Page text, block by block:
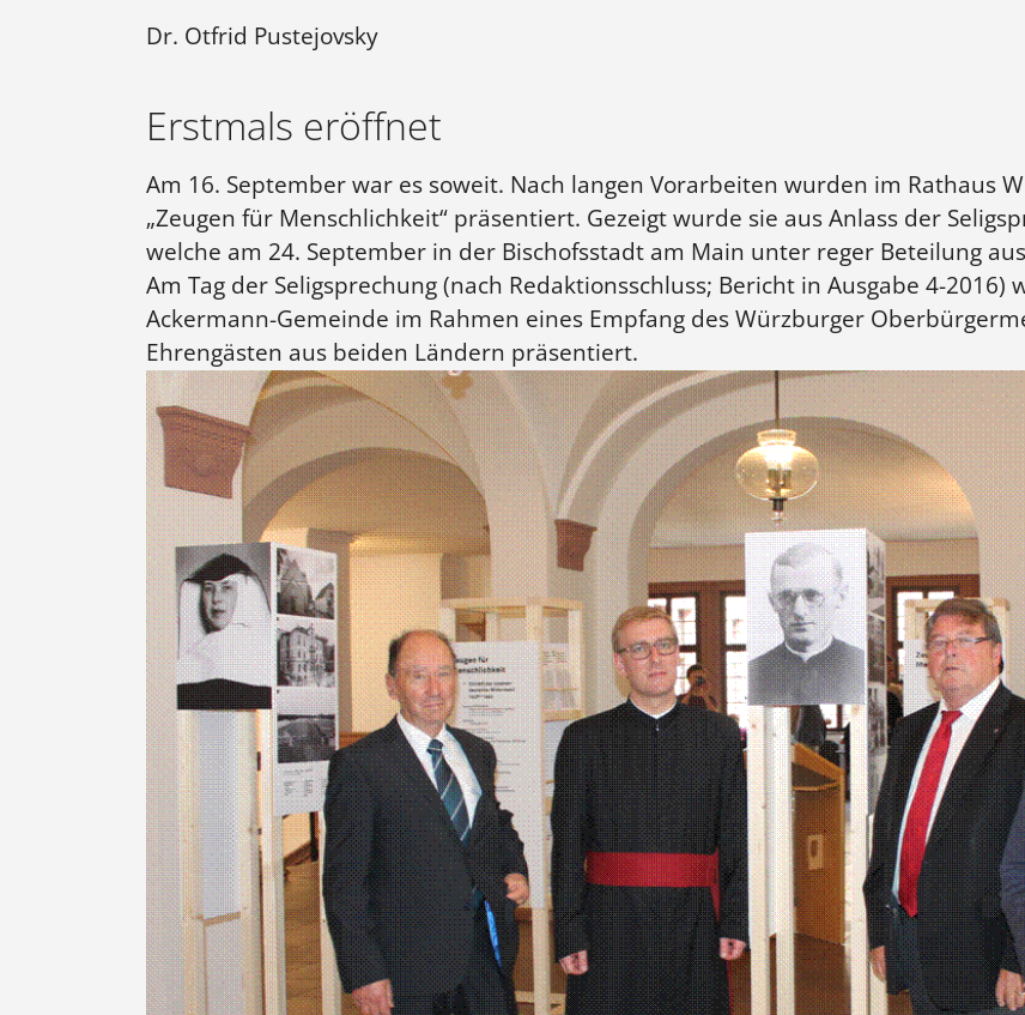
Dr. Otfrid Pustejovsky
Erstmals eröffnet
Am 16. September war es soweit. Nach langen Vorarbeiten wurden im Rathaus
„Zeugen für Menschlichkeit“ präsentiert. Gezeigt wurde sie aus Anlass der
welche am 24. September in der Bischofsstadt am Main unter reger Beteilung
Am Tag der Seligsprechung (nach Redaktionsschluss; Bericht in Ausgabe 4-
Ackermann-Gemeinde im Rahmen eines Empfang des Würzburger
Ehrengästen aus beiden Ländern präsentiert.